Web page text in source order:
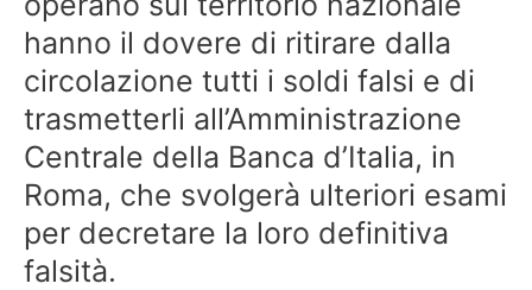
hanno il dovere di ritirare dalla
circolazione tutti i soldi falsi e di
trasmetterli all’Amministrazione
Centrale della Banca d’Italia, in
Roma, che svolgerà ulteriori esami
per decretare la loro definitiva
falsità.